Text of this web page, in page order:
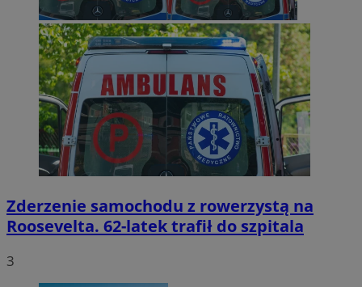
Zderzenie samochodu z rowerzystą na
Roosevelta. 62-latek trafił do szpitala
3